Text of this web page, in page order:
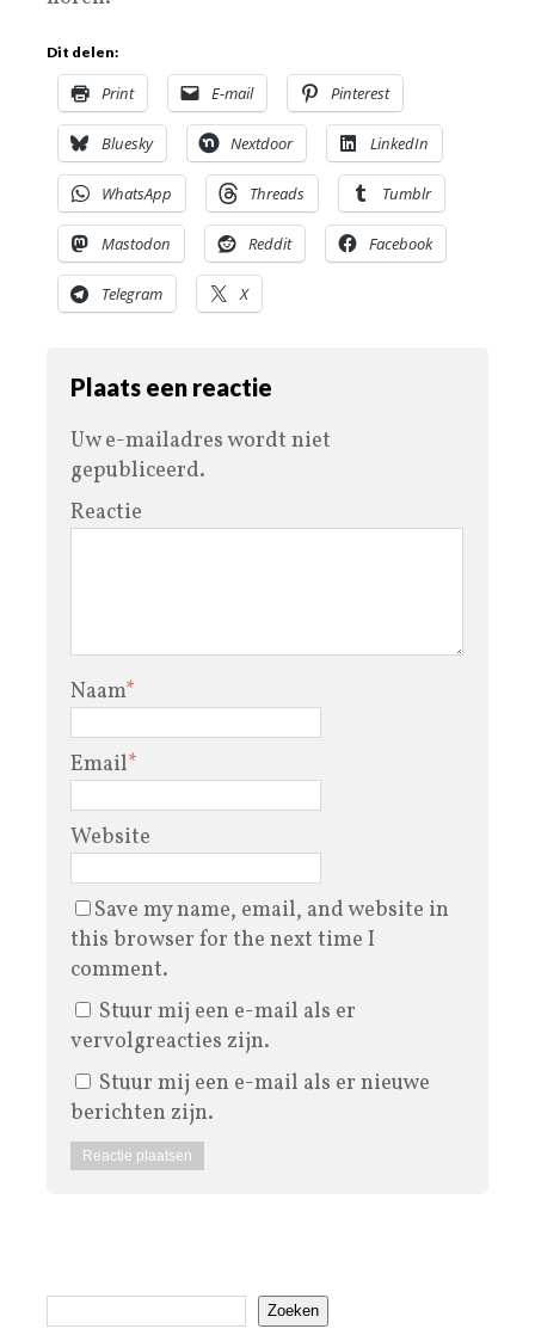
Dit delen:
Print E-mail Pinterest
Bluesky Nextdoor LinkedIn
WhatsApp Threads Tumblr
Mastodon Reddit Facebook
Telegram X
Plaats een reactie
Uw e-mailadres wordt niet
gepubliceerd.
Reactie
Naam*
Email*
Website
Save my name, email, and website in
this browser for the next time I
comment.
Stuur mij een e-mail als er
vervolgreacties zijn.
Stuur mij een e-mail als er nieuwe
berichten zijn.
Zoeken